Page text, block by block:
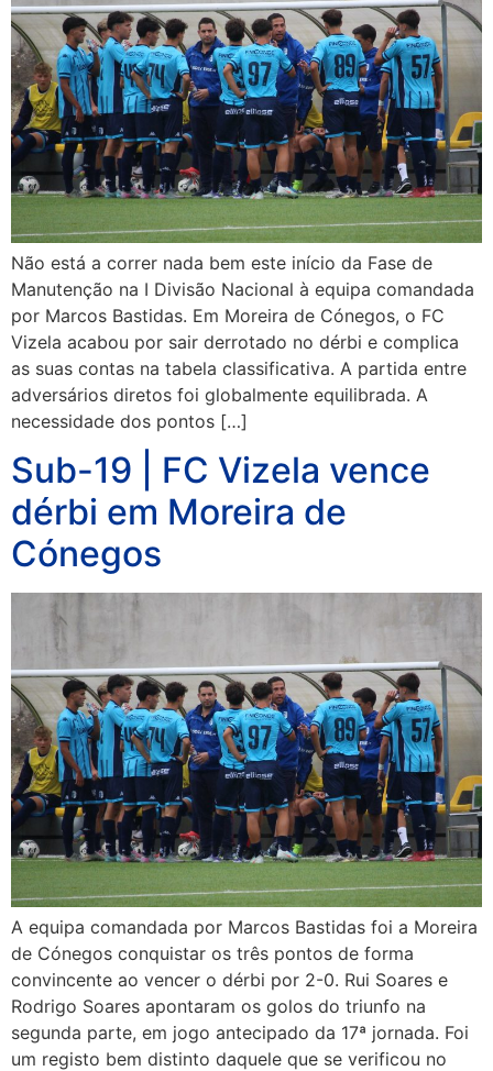
Não está a correr nada bem este início da Fase de
Manutenção na I Divisão Nacional à equipa comandada
por Marcos Bastidas. Em Moreira de Cónegos, o FC
Vizela acabou por sair derrotado no dérbi e complica
as suas contas na tabela classificativa. A partida entre
adversários diretos foi globalmente equilibrada. A
necessidade dos pontos […]
Sub-19 | FC Vizela vence
dérbi em Moreira de
Cónegos
A equipa comandada por Marcos Bastidas foi a Moreira
de Cónegos conquistar os três pontos de forma
convincente ao vencer o dérbi por 2-0. Rui Soares e
Rodrigo Soares apontaram os golos do triunfo na
segunda parte, em jogo antecipado da 17ª jornada. Foi
um registo bem distinto daquele que se verificou no